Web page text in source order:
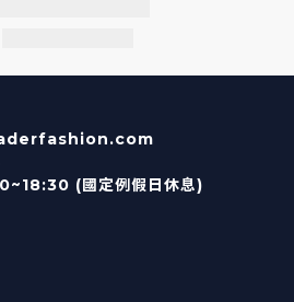
(國定例假日休息)